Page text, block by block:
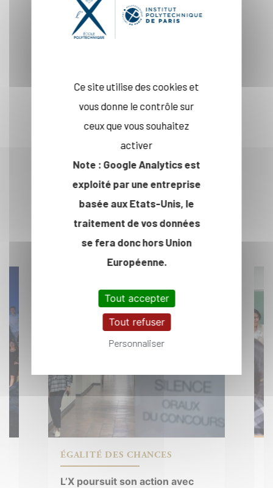
CONTACTEZ-NOUS !
A LIRE AUSSI
ÉGALITÉ DES CHANCES
L’X poursuit son action avec
Ce site utilise des cookies et
vous donne le contrôle sur
ceux que vous souhaitez
activer
Note : Google Analytics est
exploité par une entreprise
basée aux Etats-Unis, le
traitement de vos données
se fera donc hors Union
Européenne.
Tout accepter
Tout refuser
Personnaliser